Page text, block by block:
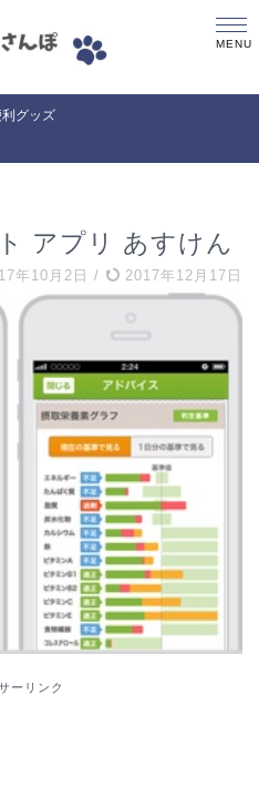
グッズ
アプリ あすけん
年10月2日 / 2017年12月17日
ーリンク